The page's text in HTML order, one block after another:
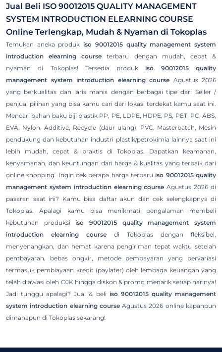
Jual Beli ISO 90012015 QUALITY MANAGEMENT
SYSTEM INTRODUCTION ELEARNING COURSE
Online Terlengkap, Mudah & Nyaman di Tokoplas
Temukan aneka produkiso 90012015 quality management system
introduction elearning course terbaru dengan mudah, cepat &
nyaman di Tokoplas! Tersedia produkiso 90012015 quality
management system introduction elearning course Agustus 2026
yang berkualitas dan laris manis dengan berbagai tipe dari Seller /
penjual pilihan yang bisa kamu cari dari lokasi terdekat kamu saat ini.
Mencari bahan baku biji plastik PP, PE, LDPE, HDPE, PS, PET, PC, ABS,
EVA, Nylon, Additive, Recycle (daur ulang), PVC, Masterbatch, Mesin
pendukung dan kebutuhan industri plastik/petrokimia lainnya saat ini
lebih mudah, cepat & praktis di Tokoplas. Dapatkan keamanan,
kenyamanan, dan keuntungan dari harga & kualitas yang terbaik dari
online shopping. Ingin cek berapa harga terbaruiso 90012015 quality
management system introduction elearning course Agustus 2026 di
pasaran saat ini? Kamu bisa daftar akun dan cek selengkapnya di
Tokoplas. Apalagi kamu bisa menikmati pengalaman membeli
kebutuhan produksiiso 90012015 quality management system
introduction elearning course di Tokoplas dengan fleksibel,
menyenangkan, dan hemat karena pengiriman tepat waktu setelah
pembayaran, bebas ongkir, metode pembayaran yang bervariasi
termasuk pembiayaan kredit (paylater) oleh lembaga keuangan yang
telah diawasi oleh OJK hingga diskon & promo menarik setiap harinya!
Jadi tunggu apalagi? Jual & beli iso 90012015 quality management
system introduction elearning courseAgustus 2026 online kapanpun
dimanapun di Tokoplas sekarang!